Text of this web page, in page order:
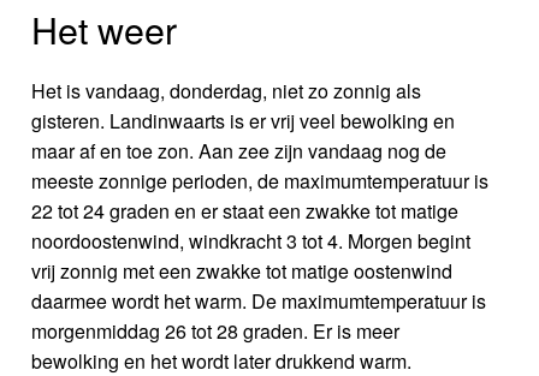
Het weer
Het is vandaag, donderdag, niet zo zonnig als
gisteren. Landinwaarts is er vrij veel bewolking en
maar af en toe zon. Aan zee zijn vandaag nog de
meeste zonnige perioden, de maximumtemperatuur is
22 tot 24 graden en er staat een zwakke tot matige
noordoostenwind, windkracht 3 tot 4. Morgen begint
vrij zonnig met een zwakke tot matige oostenwind
daarmee wordt het warm. De maximumtemperatuur is
morgenmiddag 26 tot 28 graden. Er is meer
bewolking en het wordt later drukkend warm.